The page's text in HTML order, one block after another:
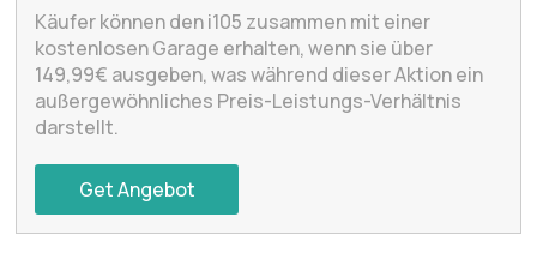
Käufer können den i105 zusammen mit einer
kostenlosen Garage erhalten, wenn sie über
149,99€ ausgeben, was während dieser Aktion ein
außergewöhnliches Preis-Leistungs-Verhältnis
darstellt.
Get Angebot